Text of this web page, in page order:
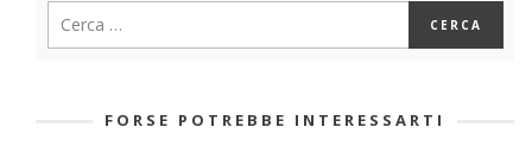
FORSE POTREBBE INTERESSARTI